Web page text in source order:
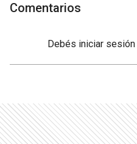
Comentarios
Debés iniciar sesión